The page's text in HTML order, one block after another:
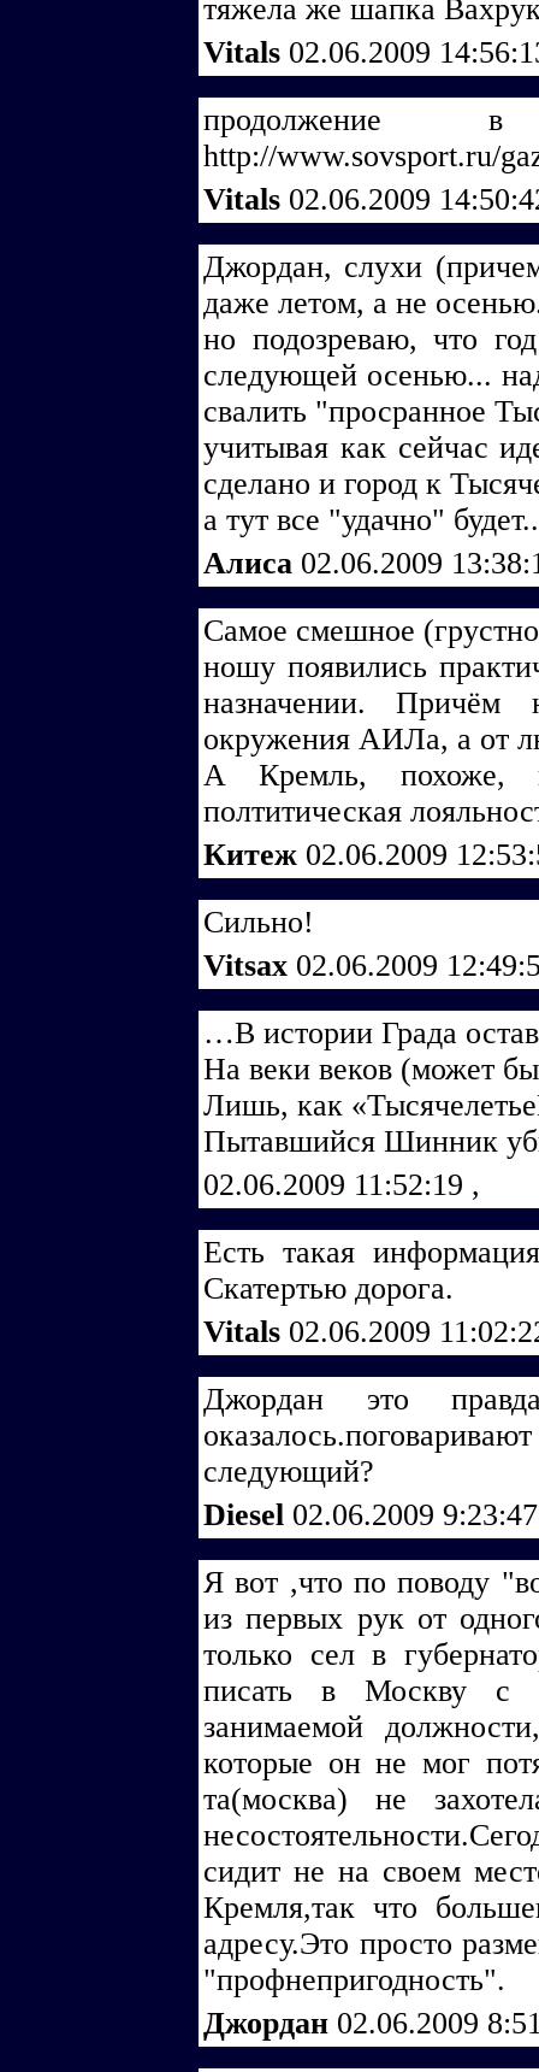
тяжела же шапка
Vitals 02.06.2009
продолжение
http://www.sovsport.ru/
Vitals 02.06.2009
Джордан, слухи
даже летом, а не
но подозреваю, что
следующей осенью...
свалить "просранное
учитывая как сейчас
сделано и город к
а тут все "удачно"
Алиса 02.06.2009
Самое смешное
ношу появились
назначении.
окружения АИЛа, а от
А Кремль, похоже,
полтитическая
Китеж 02.06.2009
Сильно!
Vitsax 02.06.2009
…В истории Града
На веки веков (может
Лишь, как
Пытавшийся Шинник
02.06.2009 11:52:19 ,
Есть такая
Скатертью дорога.
Vitals 02.06.2009
Джордан это
следующий?
Diesel 02.06.2009
Я вот ,что по поводу
из первых рук от
только сел в
писать в Москву с
занимаемой
которые он не мог
та(москва) не
сидит не на своем
Кремля,так что
адресу.Это просто
"профнепригодность".
Джордан 02.06.2009